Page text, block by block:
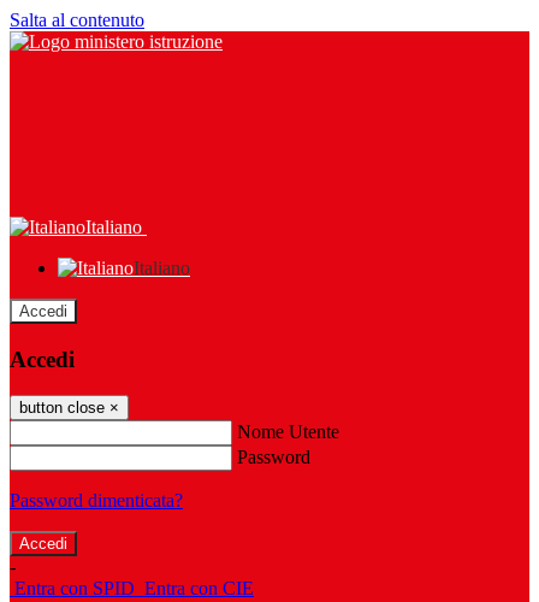
Salta al contenuto
Italiano
Italiano
Accedi
Accedi
button close ×
Nome Utente
Password
Password dimenticata?
-
Entra con SPID Entra con CIE